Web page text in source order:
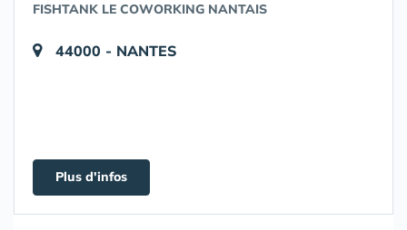
FISHTANK LE COWORKING NANTAIS
44000 - NANTES
Plus d'infos